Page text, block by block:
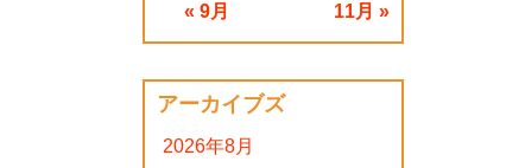
« 9月 11月 »
アーカイブズ
2026年8月